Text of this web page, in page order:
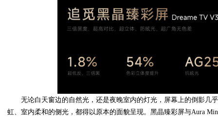
无论白天窗边的自然光，还是夜晚室内的灯光，屏幕上的倒影几
虹、室内柔和的侧光，都得以原本的面貌呈现。黑晶臻彩屏与Aura